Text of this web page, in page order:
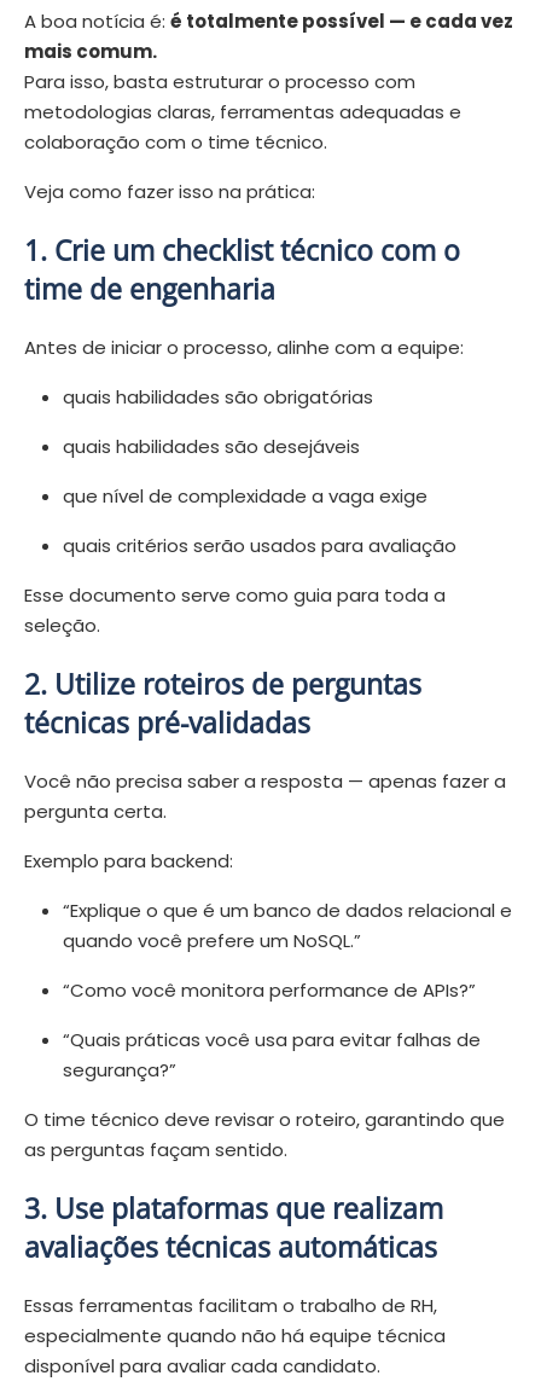
A boa notícia é: é totalmente possível — e cada vez
mais comum.
Para isso, basta estruturar o processo com
metodologias claras, ferramentas adequadas e
colaboração com o time técnico.
Veja como fazer isso na prática:
1. Crie um checklist técnico com o
time de engenharia
Antes de iniciar o processo, alinhe com a equipe:
quais habilidades são obrigatórias
quais habilidades são desejáveis
que nível de complexidade a vaga exige
quais critérios serão usados para avaliação
Esse documento serve como guia para toda a
seleção.
2. Utilize roteiros de perguntas
técnicas pré-validadas
Você não precisa saber a resposta — apenas fazer a
pergunta certa.
Exemplo para backend:
“Explique o que é um banco de dados relacional e
quando você prefere um NoSQL.”
“Como você monitora performance de APIs?”
“Quais práticas você usa para evitar falhas de
segurança?”
O time técnico deve revisar o roteiro, garantindo que
as perguntas façam sentido.
3. Use plataformas que realizam
avaliações técnicas automáticas
Essas ferramentas facilitam o trabalho de RH,
especialmente quando não há equipe técnica
disponível para avaliar cada candidato.